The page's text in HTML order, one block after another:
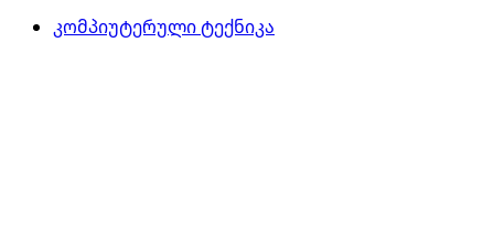
კომპიუტერული ტექნიკა